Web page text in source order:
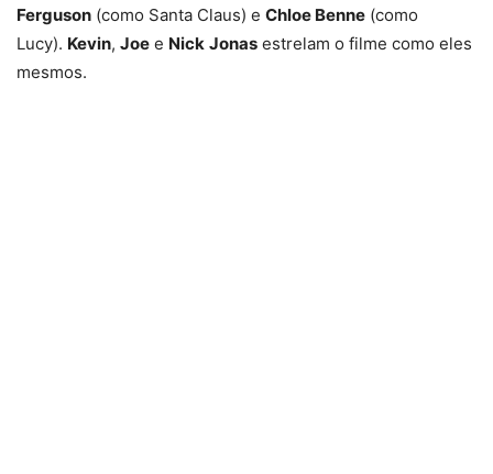
Ferguson (como Santa Claus) e Chloe Benne (como
Lucy). Kevin, Joe e Nick Jonas estrelam o filme como eles
mesmos.